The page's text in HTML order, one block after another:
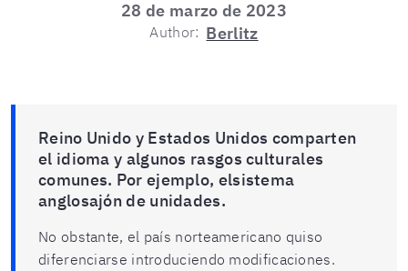
28 de marzo de 2023
Author: Berlitz
Reino Unido y Estados Unidos comparten
el idioma y algunos rasgos culturales
comunes. Por ejemplo, elsistema
anglosajón de unidades.
No obstante, el país norteamericano quiso
diferenciarse introduciendo modificaciones.